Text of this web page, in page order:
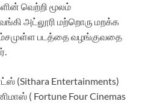
வெற்றி மூலம்
அட்லூரி மற்றொரு மறக்க
படத்தை வழங்குவதை
(Sithara Entertainments)
( Fortune Four Cinemas